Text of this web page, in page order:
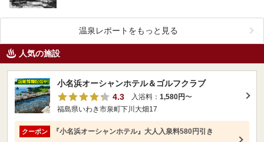
温泉レポートをもっと見る
人気の施設
小名浜オーシャンホテル＆ゴルフクラブ
4.3
入浴料： 1,580円〜
福島県いわき市泉町下川大畑17
クーポン 『小名浜オーシャンホテル』大人入泉料580円引き